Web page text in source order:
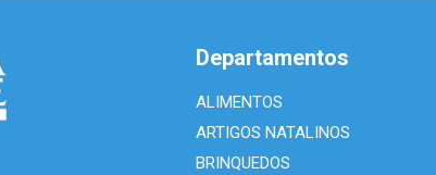
Departamentos
ALIMENTOS
ARTIGOS NATALINOS
BRINQUEDOS